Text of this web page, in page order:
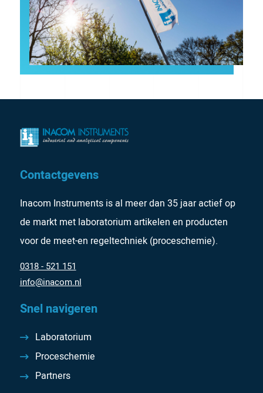
Contactgevens
Inacom Instruments is al meer dan 35 jaar actief op
de markt met laboratorium artikelen en producten
voor de meet-en regeltechniek (proceschemie).
0318 - 521 151
info@inacom.nl
Snel navigeren
Laboratorium
Proceschemie
Partners